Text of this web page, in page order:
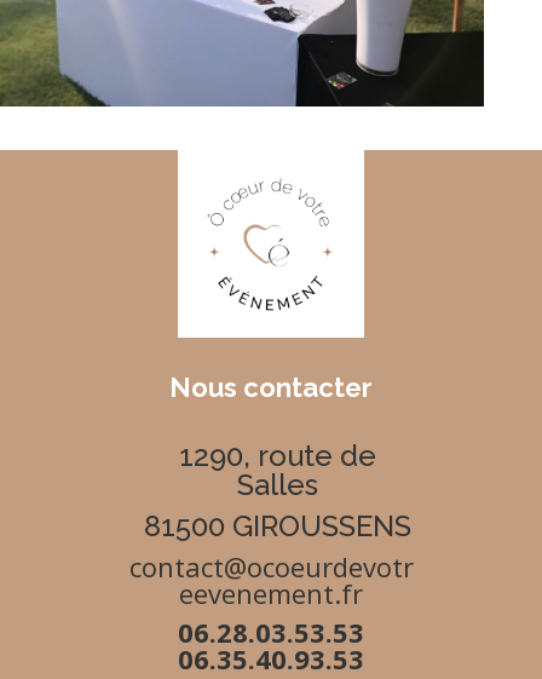
Nous contacter
1290, route de
Salles
81500 GIROUSSENS
contact@ocoeurdevotr
eevenement.fr
06.28.03.53.53
06.35.40.93.53